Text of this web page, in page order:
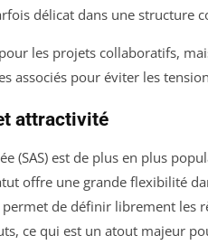
délicat dans une structure
les projets collaboratifs,
associés pour éviter les
attractivité
(SAS) est de plus en plus
offre une grande flexibilité
permet de définir librement les
ce qui est un atout majeur